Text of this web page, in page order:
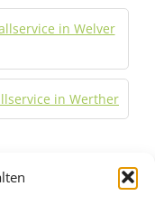
in Welver
in Werther